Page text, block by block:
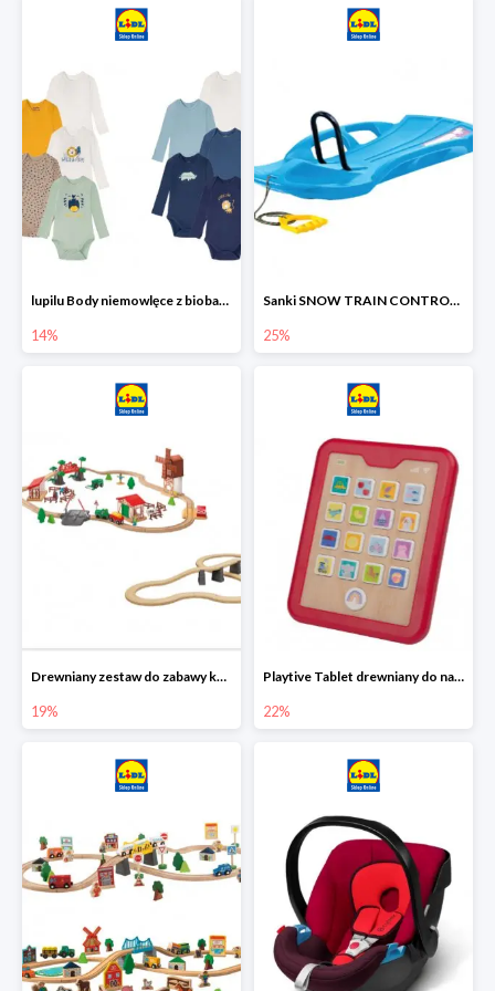
lupilu Body niemowlęce z biobawełny
14%
Sanki SNOW TRAIN CONTROL -25%
25%
Drewniany zestaw do zabawy kolejką - farma i wiadukt
19%
Playtive Tablet drewniany do nauki, interaktywny
22%